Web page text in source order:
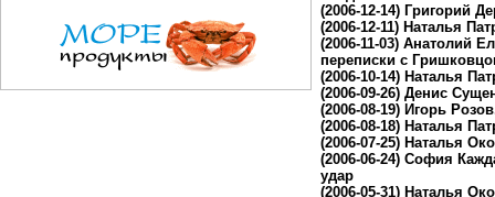
(2006-12-14) Григорий
(2006-12-11) Наталья
(2006-11-03) Анатолий
переписки с
(2006-10-14) Наталья
(2006-09-26) Денис
(2006-08-19) Игорь
(2006-08-18) Наталья
(2006-07-25) Наталья
(2006-06-24) София
удар
(2006-05-31) Наталья